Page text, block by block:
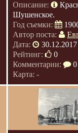
Описание:
Шушенское.
Год съемки:
Автор поста:
Дата:
Рейтинг:
0
Комментарии:
0
Карта: -